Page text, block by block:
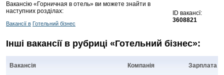
Вакансію «Горничная в отель» ви можете знайти в
наступних розділах:
Вакансії в Готельний бізнес
ID вакансї:
3608821
Інші вакансії в рубриці «Готельний бізнес»:
Вакансія Компанія Зарплата